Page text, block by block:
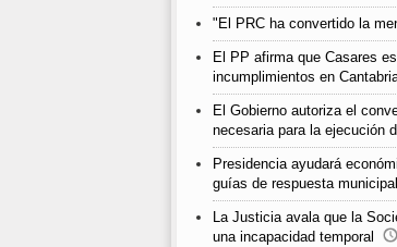
"El PRC ha convertido la
El PP afirma que Casares
incumplimientos en
El Gobierno autoriza el
necesaria para la ejecución
Presidencia ayudará
guías de respuesta municipal
La Justicia avala que la
una incapacidad temporal